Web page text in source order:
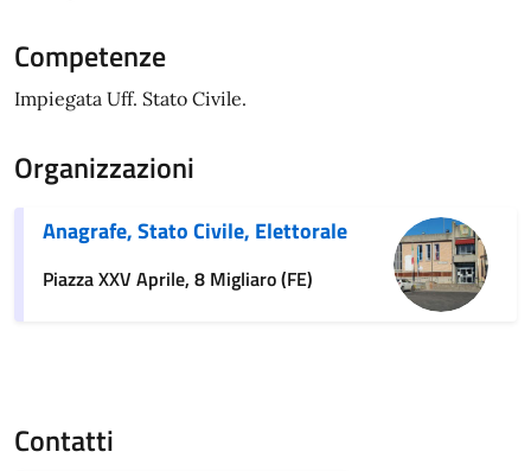
Competenze
Impiegata Uff. Stato Civile.
Organizzazioni
Anagrafe, Stato Civile, Elettorale
Piazza XXV Aprile, 8 Migliaro (FE)
Contatti